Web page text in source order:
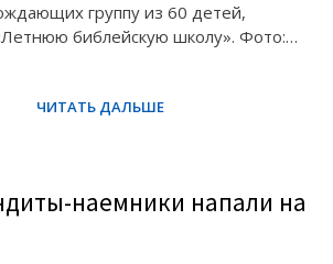
группу из 60 детей,
библейскую школу». Фото:…
наемники напали на